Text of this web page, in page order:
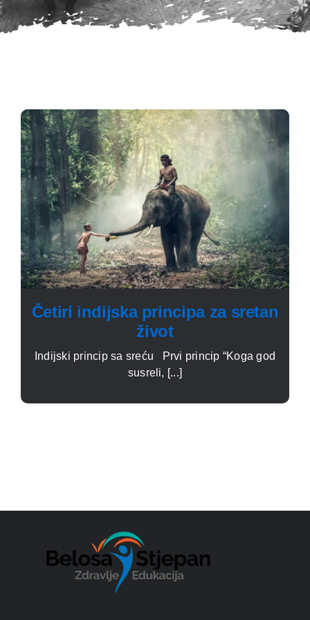
Četiri indijska principa za sretan
život
Indijski princip sa sreću Prvi princip “Koga god
susreli, [...]